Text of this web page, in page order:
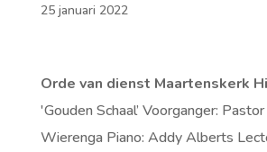
25 januari 2022
Orde van dienst Maartenskerk
'Gouden Schaal’ Voorganger:
Wierenga Piano: Addy Alberts